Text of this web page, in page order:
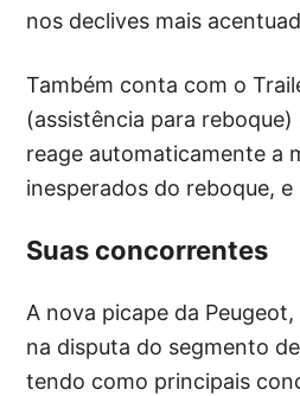
nos declives mais
Também conta com o
(assistência para reboque)
reage automaticamente a
inesperados do reboque, e
Suas concorrentes
A nova picape da
na disputa do segmento
tendo como principais